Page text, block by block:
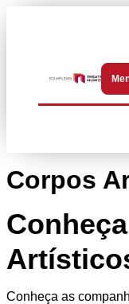
Corpos
Conheça as